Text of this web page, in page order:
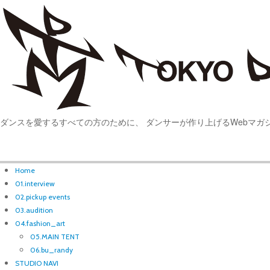
ダンスを愛するすべての方のために、 ダンサーが作り上げるWebマガ
Home
01.interview
02.pickup events
03.audition
04.fashion_art
05.MAIN TENT
06.bu_randy
STUDIO NAVI